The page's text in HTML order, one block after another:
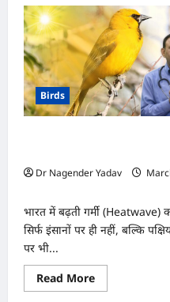
इमरजेंसी
में
पक्षियों
की
देखभाल
कैसे
करें?
जान
बचाने
के
जरूरी
Birds
Dr Nagender Yadav
भारत में बढ़ती गर्मी (Heatwave)
सिर्फ इंसानों पर ही नहीं, बल्कि
पर भी...
Read MoreRead
more